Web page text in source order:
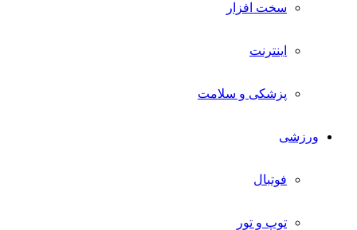
سخت افزار
اینترنت
پزشکی و سلامت
ورزشی
فوتبال
توپ و تور